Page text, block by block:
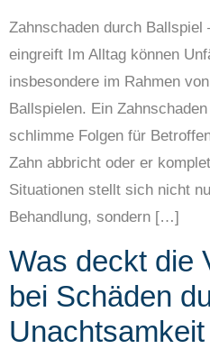
Zahnschaden durch Ballspiel
eingreift Im Alltag können
insbesondere im Rahmen
Ballspielen. Ein
schlimme Folgen für
Zahn abbricht oder er
Situationen stellt sich nicht
Behandlung, sondern […]
Was deckt die
bei Schäden